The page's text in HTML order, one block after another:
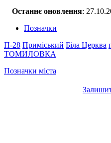
Останнє оновлення:
Позначки
П-28 Приміський Біла Церква
ТОМИЛОВКА
Позначки міста